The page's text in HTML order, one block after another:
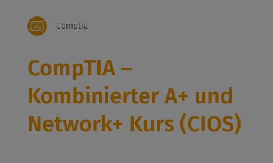
Comptia
CompTIA –
Kombinierter A+ und
Network+ Kurs (CIOS)